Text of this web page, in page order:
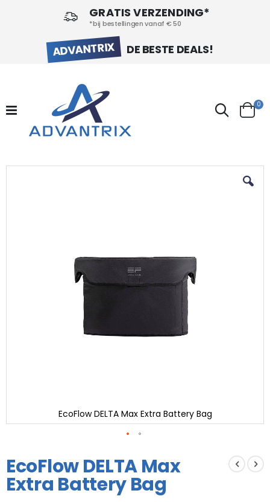
GRATIS VERZENDING*
*bij bestellingen vanaf € 50
ADVANTRIX DE BESTE DEALS!
Search
Cart
0
Ga
EcoFlow DELTA Max Extra Battery Bag
naar
het
begin
van
EcoFlow DELTA Max
Extra Battery Bag